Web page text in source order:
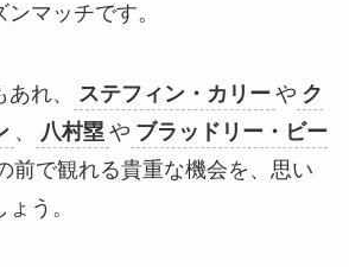
マッチです。
れ、 ステフィン・カリー や ク
、 八村塁 や ブラッドリー・ビー
前で観れる貴重な機会を、思い
う。